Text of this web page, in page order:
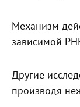
Механизм
зависимой
Другие
производя